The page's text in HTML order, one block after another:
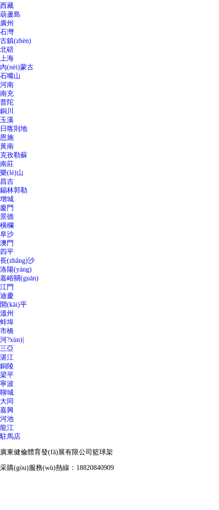
西藏
葫蘆島
廣州
石灣
古鎮(zhèn)
北碚
上海
內(nèi)蒙古
石嘴山
河南
南充
普陀
銅川
玉溪
日喀則地
恩施
黃南
克孜勒蘇
南莊
樂(lè)山
昌吉
錫林郭勒
增城
廈門
景德
橫欄
阜沙
澳門
四平
長(zhǎng)沙
洛陽(yáng)
嘉峪關(guān)
江門
迪慶
開(kāi)平
溫州
蚌埠
市橋
河?xùn)|
三亞
湛江
銅陵
梁平
寧波
聊城
大同
嘉興
河池
龍江
駐馬店
廣東健倫體育發(fā)展有限公司籃球架
采購(gòu)服務(wù)熱線：18820840909